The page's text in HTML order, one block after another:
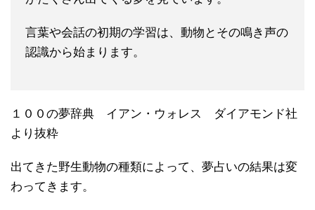
言葉や会話の初期の学習は、動物とその鳴き声の
認識から始まります。
１００の夢辞典 イアン・ウォレス ダイアモンド社
より抜粋
出てきた野生動物の種類によって、夢占いの結果は変
わってきます。